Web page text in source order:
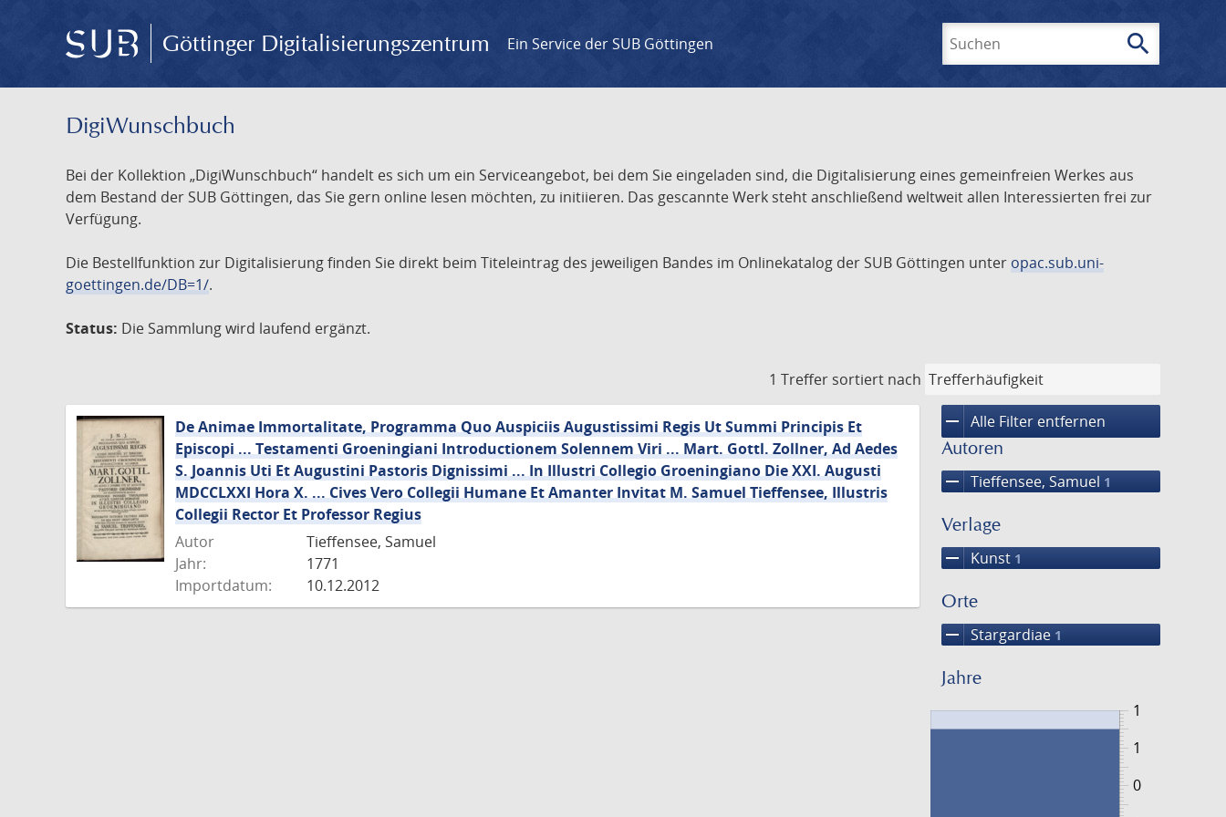
Göttinger Digitalisierungszentrum Ein Service der SUB Göttingen search
DigiWunschbuch
Bei der Kollektion „DigiWunschbuch“ handelt es sich um ein Serviceangebot, bei dem Sie eingeladen sind, die Digitalisierung eines gemeinfreien Werkes aus
dem Bestand der SUB Göttingen, das Sie gern online lesen möchten, zu initiieren. Das gescannte Werk steht anschließend weltweit allen Interessierten frei zur
Verfügung.
Die Bestellfunktion zur Digitalisierung finden Sie direkt beim Titeleintrag des jeweiligen Bandes im Onlinekatalog der SUB Göttingen unter opac.sub.uni-
goettingen.de/DB=1/.
Status: Die Sammlung wird laufend ergänzt.
1 Treffer sortiert nach
remove Alle Filter entfernen
Autoren
remove Tieffensee, Samuel 1
Verlage
remove Kunst 1
Orte
remove Stargardiae 1
Jahre
1
0
1
De Animae Immortalitate, Programma Quo Auspiciis Augustissimi Regis Ut Summi Principis Et
Episcopi ... Testamenti Groeningiani Introductionem Solennem Viri ... Mart. Gottl. Zollner, Ad Aedes
S. Joannis Uti Et Augustini Pastoris Dignissimi ... In Illustri Collegio Groeningiano Die XXI. Augusti
MDCCLXXI Hora X. ... Cives Vero Collegii Humane Et Amanter Invitat M. Samuel Tieffensee, Illustris
Collegii Rector Et Professor Regius
Autor
Tieffensee, Samuel
Jahr:
1771
Importdatum:
10.12.2012